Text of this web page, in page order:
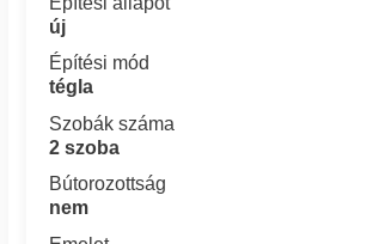
új
Építési mód
tégla
Szobák száma
2 szoba
Bútorozottság
nem